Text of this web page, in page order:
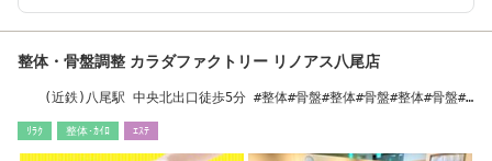
整体・骨盤調整 カラダファクトリー リノアス八尾店
(近鉄)八尾駅 中央北出口徒歩5分 #整体#骨盤#整体#骨盤#整体#骨盤#
ﾘﾗｸ 整体･ｶｲﾛ ｴｽﾃ